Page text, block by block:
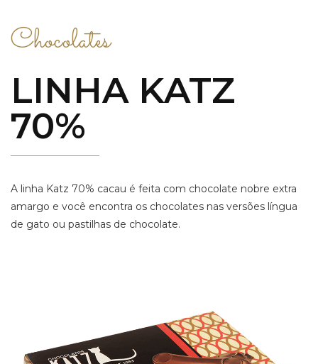
Chocolates
LINHA KATZ
70%
A linha Katz 70% cacau é feita com chocolate nobre extra
amargo e você encontra os chocolates nas versões língua
de gato ou pastilhas de chocolate.